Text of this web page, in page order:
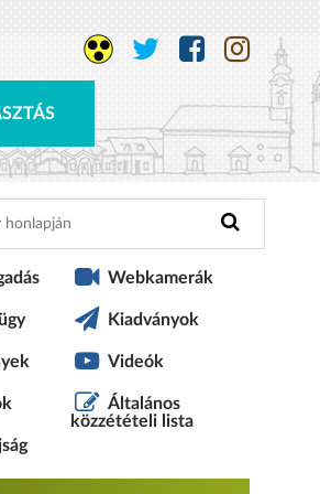
Webkamerák
Kiadványok
Videók
Általános
közzétételi lista